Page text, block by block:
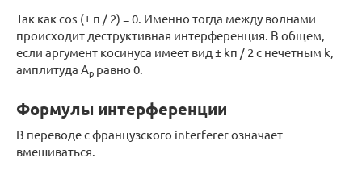
Так как cos (± π / 2) = 0. Именно тогда между волнами
происходит деструктивная интерференция. В общем,
если аргумент косинуса имеет вид ± kπ / 2 с нечетным k,
амплитуда Aр равно 0.
Формулы интерференции
В переводе с французского interferer означает
вмешиваться.